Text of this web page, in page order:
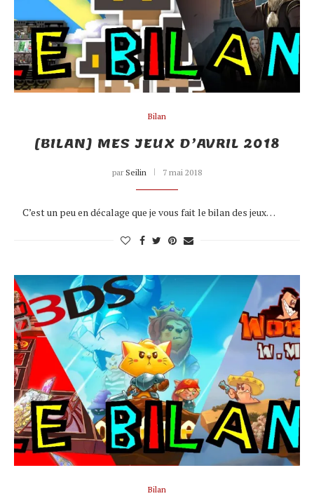
Bilan
[BILAN] MES JEUX D’AVRIL 2018
par Seilin 7 mai 2018
C’est un peu en décalage que je vous fait le bilan des jeux…
Bilan